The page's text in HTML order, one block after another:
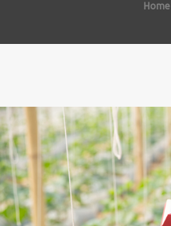
Home